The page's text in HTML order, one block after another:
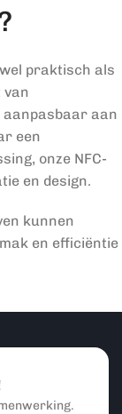
praktisch als
van
aanpasbaar aan
een
onze NFC-
en design.
kunnen
en efficiëntie